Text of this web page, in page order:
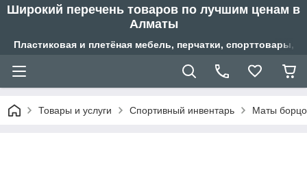
Широкий перечень товаров по лучшим ценам в
Алматы
Пластиковая и плетёная мебель, перчатки,
Товары и услуги Спортивный инвентарь Маты